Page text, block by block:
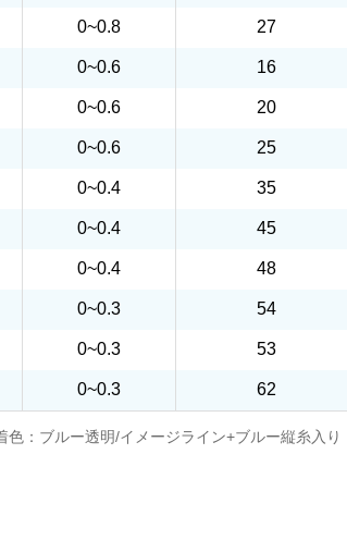
0~0.8 27
0~0.6 16
0~0.6 20
0~0.6 25
0~0.4 35
0~0.4 45
0~0.4 48
0~0.3 54
0~0.3 53
0~0.3 62
ブルー透明/イメージライン+ブルー縦糸入り